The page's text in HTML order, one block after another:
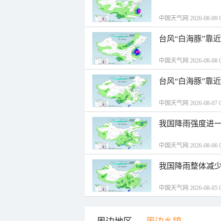
中国天气网 2026-08-09
台风“白海豚”靠
中国天气网 2026-08-08
台风“白海豚”靠
中国天气网 2026-08-07
我国降雨强度进
中国天气网 2026-08-06
我国降雨整体减
中国天气网 2026-08-05